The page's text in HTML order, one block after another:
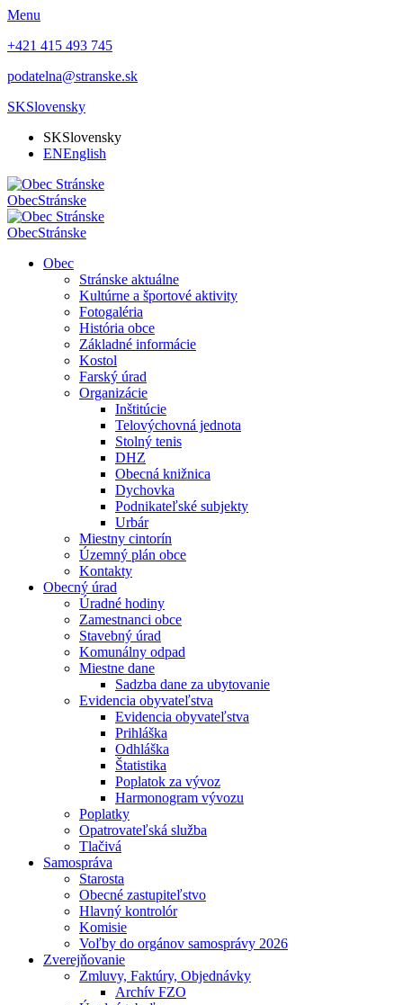
Menu
+421 415 493 745
podatelna@stranske.sk
SKSlovensky
SKSlovensky
ENEnglish
ObecStránske
ObecStránske
Obec
Stránske aktuálne
Kultúrne a športové aktivity
Fotogaléria
História obce
Základné informácie
Kostol
Farský úrad
Organizácie
Inštitúcie
Telovýchovná jednota
Stolný tenis
DHZ
Obecná knižnica
Dychovka
Podnikateľské subjekty
Urbár
Miestny cintorín
Územný plán obce
Kontakty
Obecný úrad
Úradné hodiny
Zamestnanci obce
Stavebný úrad
Komunálny odpad
Miestne dane
Sadzba dane za ubytovanie
Evidencia obyvateľstva
Evidencia obyvateľstva
Prihláška
Odhláška
Štatistika
Poplatok za vývoz
Harmonogram vývozu
Poplatky
Opatrovateľská služba
Tlačivá
Samospráva
Starosta
Obecné zastupiteľstvo
Hlavný kontrolór
Komisie
Voľby do orgánov samosprávy 2026
Zverejňovanie
Zmluvy, Faktúry, Objednávky
Archív FZO